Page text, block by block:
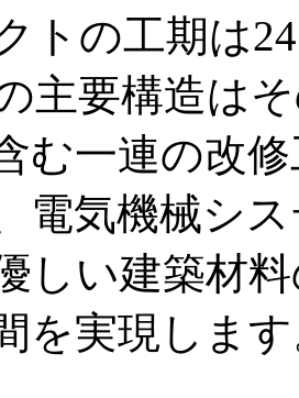
トの工期は
主要構造は
む一連の改
電気機械シ
しい建築材
を実現しま